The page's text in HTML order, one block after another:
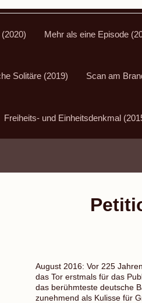
Mehr als eine Episode
Solitäre (2019) Scan am
Freiheits- und Einheitsdenkmal
August 2016: Vor 225
das Tor erstmals für das
das berühmteste deutsche
zunehmend als Kulisse für